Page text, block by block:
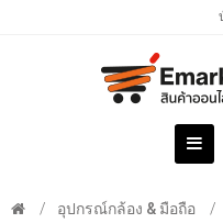
อุปกรณ์กล้อง & มือถือ